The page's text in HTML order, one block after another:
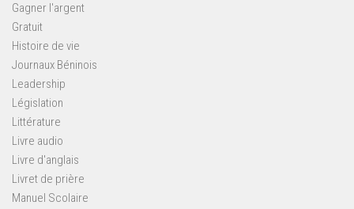
Gagner l'argent
Gratuit
Histoire de vie
Journaux Béninois
Leadership
Législation
Littérature
Livre audio
Livre d'anglais
Livret de prière
Manuel Scolaire